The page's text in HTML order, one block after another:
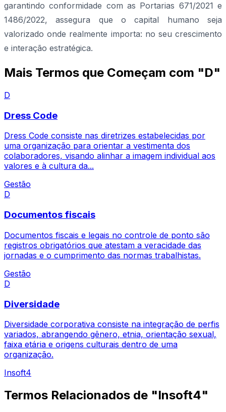
garantindo conformidade com as Portarias 671/2021 e
1486/2022, assegura que o capital humano seja
valorizado onde realmente importa: no seu crescimento
e interação estratégica.
Mais Termos que Começam com "D"
D
Dress Code
Dress Code consiste nas diretrizes estabelecidas por
uma organização para orientar a vestimenta dos
colaboradores, visando alinhar a imagem individual aos
valores e à cultura da...
Gestão
D
Documentos fiscais
Documentos fiscais e legais no controle de ponto são
registros obrigatórios que atestam a veracidade das
jornadas e o cumprimento das normas trabalhistas.
Gestão
D
Diversidade
Diversidade corporativa consiste na integração de perfis
variados, abrangendo gênero, etnia, orientação sexual,
faixa etária e origens culturais dentro de uma
organização.
Insoft4
Termos Relacionados de "Insoft4"